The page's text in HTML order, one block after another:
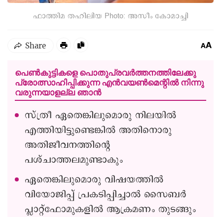
പെണ്‍കുട്ടികളെ പൊതുപ്രവര്‍ത്തനത്തിലേക്കു
പ്രോത്സാഹിപ്പിക്കുന്ന എന്‍വയണ്‍മെന്റില്‍ നിന്നു
വരുന്നയാളല്ല ഞാന്‍
സ്ത്രീ ഏതെങ്കിലുമൊരു നിലയില്‍
എത്തിയിട്ടുണ്ടെങ്കില്‍ അതിനൊരു
അതിജീവനത്തിന്റെ
പശ്ചാത്തലമുണ്ടാകും
ഏതെങ്കിലുമൊരു വിഷയത്തിൽ
വിയോജിപ്പ് പ്രകടിപ്പിച്ചാല്‍ സൈബര്‍
പ്ലാറ്റ്‌ഫോമുകളിൽ ആക്രമണം തുടങ്ങും
ഫാത്തിമ തഹിലിയ Photo: അസീം കോമാച്ചി